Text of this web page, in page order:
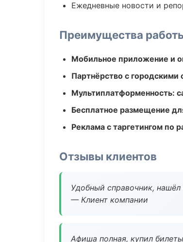
Ежедневные новости и
Преимущества
Мобильное приложение и
Партнёрство с городскими
Мультиплатформенность:
Бесплатное размещение
Реклама с таргетингом по
Отзывы клиентов
Удобный справочник,
— Клиент компании
Афиша полная, купил